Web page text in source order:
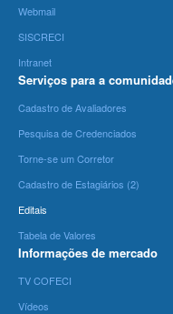
Webmail
SISCRECI
Intranet
Serviços para a
Cadastro de Avaliadores
Pesquisa de Credenciados
Torne-se um Corretor
Cadastro de Estagiários (2)
Editais
Tabela de Valores
Informações de mercado
TV COFECI
Vídeos